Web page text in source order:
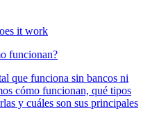
funcionan?
que funciona sin bancos ni
cómo funcionan, qué tipos
y cuáles son sus principales